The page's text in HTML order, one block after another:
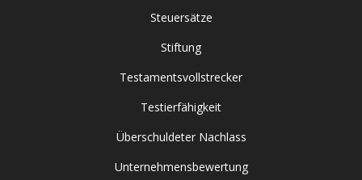
Steuersätze
Stiftung
Testamentsvollstrecker
Testierfähigkeit
Überschuldeter Nachlass
Unternehmensbewertung